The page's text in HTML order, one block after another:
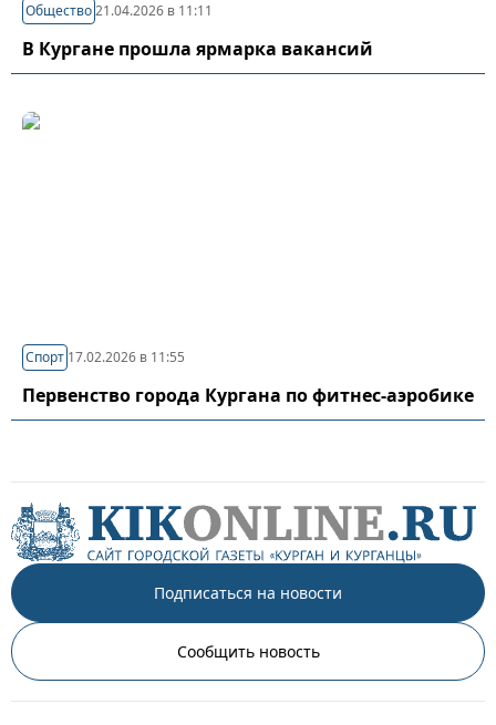
Общество21.04.2026 в 11:11
В Кургане прошла ярмарка вакансий
Спорт 17.02.2026 в 11:55
Первенство города Кургана по фитнес-аэробике
Подписаться на новости
Сообщить новость